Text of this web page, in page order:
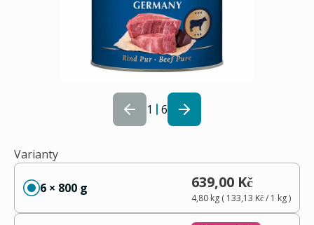
1 6
Varianty
6 × 800 g 639,00 Kč
4,80 kg( 133,13 Kč/ 1 kg)